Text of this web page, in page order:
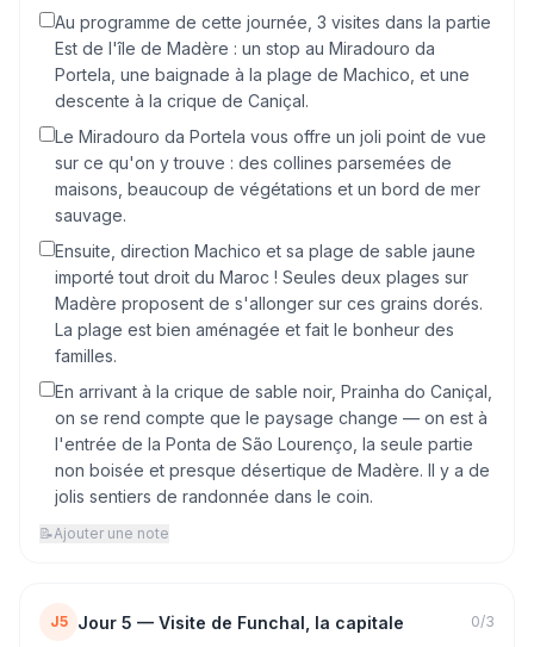
Au programme de cette journée, 3 visites dans la partie
Est de l'île de Madère : un stop au Miradouro da
Portela, une baignade à la plage de Machico, et une
descente à la crique de Caniçal.
Le Miradouro da Portela vous offre un joli point de vue
sur ce qu'on y trouve : des collines parsemées de
maisons, beaucoup de végétations et un bord de mer
sauvage.
Ensuite, direction Machico et sa plage de sable jaune
importé tout droit du Maroc ! Seules deux plages sur
Madère proposent de s'allonger sur ces grains dorés.
La plage est bien aménagée et fait le bonheur des
familles.
En arrivant à la crique de sable noir, Prainha do Caniçal,
on se rend compte que le paysage change — on est à
l'entrée de la Ponta de São Lourenço, la seule partie
non boisée et presque désertique de Madère. Il y a de
jolis sentiers de randonnée dans le coin.
📝Ajouter une note
J5 Jour 5 — Visite de Funchal, la capitale 0/3